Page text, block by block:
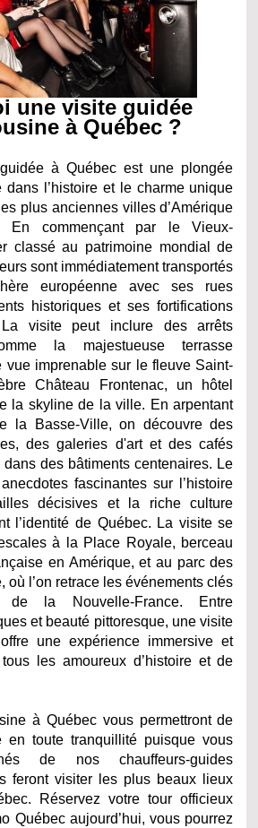
une visite guidée
à Québec ?
à Québec est une plongée
dans l’histoire et le charme unique
plus anciennes villes d’Amérique
En commençant par le Vieux-
classé au patrimoine mondial de
sont immédiatement transportés
européenne avec ses rues
historiques et ses fortifications
La visite peut inclure des arrêts
la majestueuse terrasse
vue imprenable sur le fleuve Saint-
Château Frontenac, un hôtel
la skyline de la ville. En arpentant
la Basse-Ville, on découvre des
des galeries d'art et des cafés
des bâtiments centenaires. Le
fascinantes sur l’histoire
décisives et la riche culture
l’identité de Québec. La visite se
à la Place Royale, berceau
en Amérique, et au parc des
où l’on retrace les événements clés
la Nouvelle-France. Entre
et beauté pittoresque, une visite
une expérience immersive et
les amoureux d’histoire et de
à Québec vous permettront de
toute tranquillité puisque vous
de nos chauffeurs-guides
feront visiter les plus beaux lieux
Réservez votre tour officieux
Québec aujourd’hui, vous pourrez